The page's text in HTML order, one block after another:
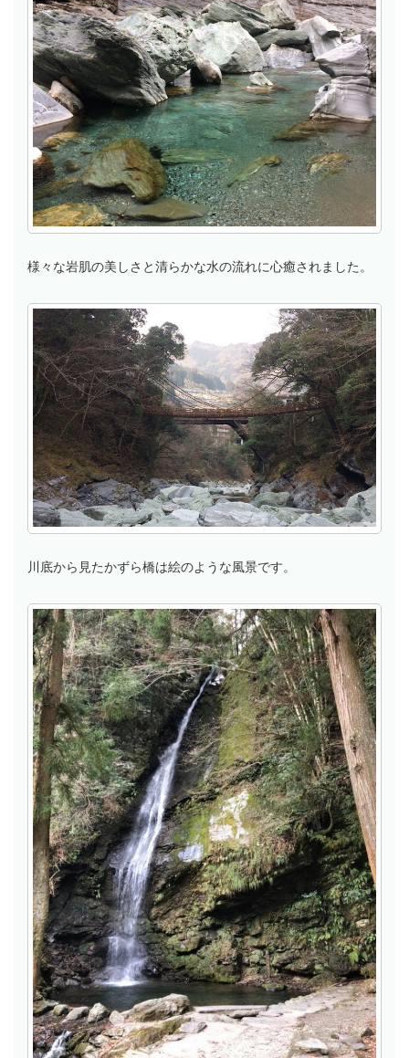
様々な岩肌の美しさと清らかな水の流れに心癒されました。
川底から見たかずら橋は絵のような風景です。